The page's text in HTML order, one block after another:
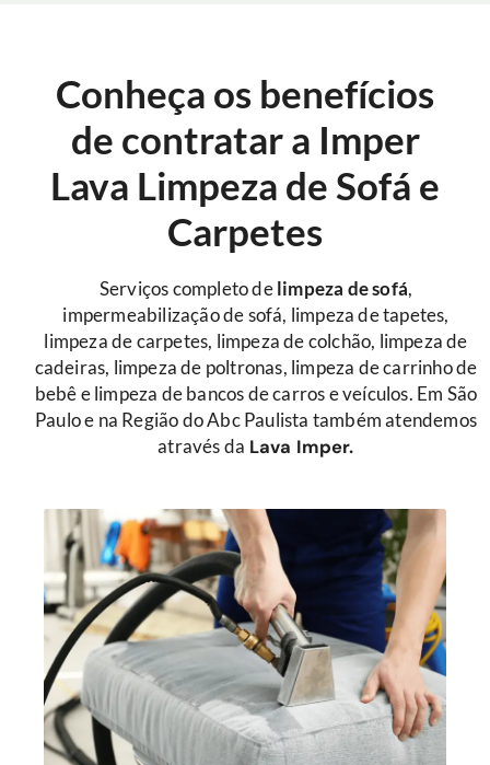
Conheça os benefícios
de contratar a Imper
Lava Limpeza de Sofá e
Carpetes
Serviços completo de limpeza de sofá,
impermeabilização de sofá, limpeza de tapetes,
limpeza de carpetes, limpeza de colchão, limpeza de
cadeiras, limpeza de poltronas, limpeza de carrinho de
bebê e limpeza de bancos de carros e veículos. Em São
Paulo e na Região do Abc Paulista também atendemos
através da Lava Imper.